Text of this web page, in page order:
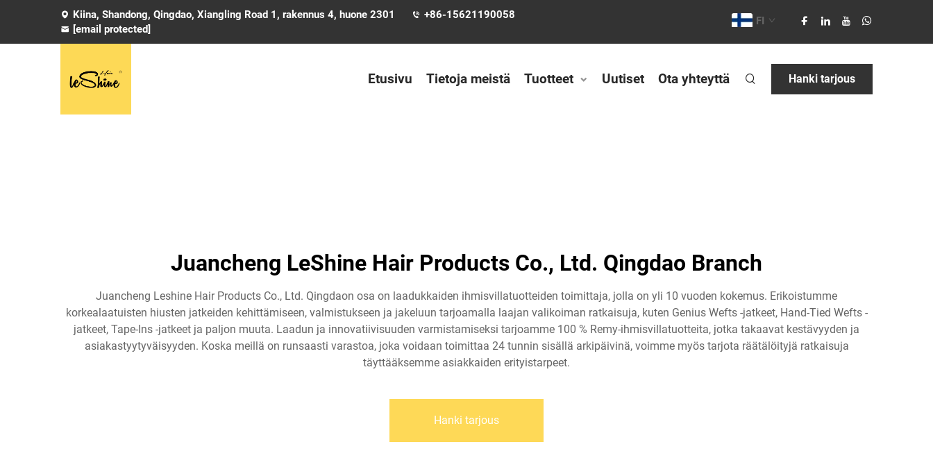
Kiina, Shandong, Qingdao, Xiangling Road 1, rakennus 4, huone 2301
+86-15621190058
[email protected]
FI
Etusivu Tietoja meistä Tuotteet Uutiset Ota yhteyttä Hanki tarjous
Juancheng LeShine Hair Products Co., Ltd. Qingdao Branch
Juancheng Leshine Hair Products Co., Ltd. Qingdaon osa on laadukkaiden ihmisvillatuotteiden toimittaja, jolla on yli 10 vuoden kokemus. Erikoistumme
korkealaatuisten hiusten jatkeiden kehittämiseen, valmistukseen ja jakeluun tarjoamalla laajan valikoiman ratkaisuja, kuten Genius Wefts -jatkeet, Hand-Tied Wefts -
jatkeet, Tape-Ins -jatkeet ja paljon muuta. Laadun ja innovatiivisuuden varmistamiseksi tarjoamme 100 % Remy-ihmisvillatuotteita, jotka takaavat kestävyyden ja
asiakastyytyväisyyden. Koska meillä on runsaasti varastoa, joka voidaan toimittaa 24 tunnin sisällä arkipäivinä, voimme myös tarjota räätälöityjä ratkaisuja
täyttääksemme asiakkaiden erityistarpeet.
Hanki tarjous